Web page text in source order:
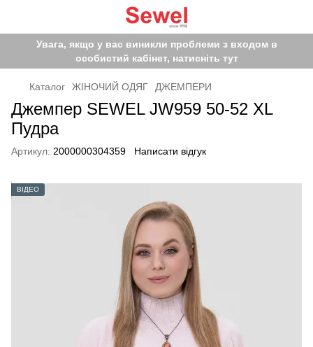
Увага, якщо у вас виникли проблеми з входом в
особистий кабінет, натисніть тут
Каталог ЖІНОЧИЙ ОДЯГ ДЖЕМПЕРИ
Джемпер SEWEL JW959 50-52 XL
Пудра
Артикул: 2000000304359 Написати відгук
ВІДЕО